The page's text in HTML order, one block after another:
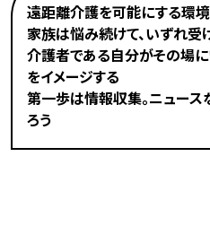
遠距離介護を可能にする環
家族は悩み続けて、いずれ受
介護者である自分がその場
をイメージする
第一歩は情報収集。ニュース
ろう